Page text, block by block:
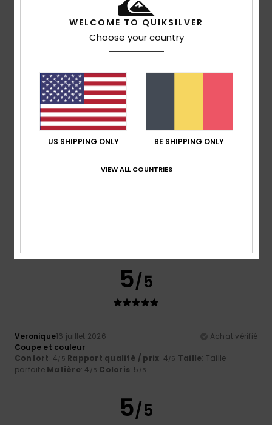
17 juillet 2026
Le t-shirt correspond exactement à la description : il est
Afficher original - Castellano
Confort: 4/5 Rapport qualité / prix
parfaiteMatière: 4/5 Coloris
Je recommande ce produit
5
5/5
Veronique16 juillet 2026
Achat vérifié
Coupe et couleur
Confort: 4/5 Rapport qualité / prix: 4/5 Taille: Taille
parfaite Matière: 4 /5 Coloris: 5 /5
5/5
WELCOME TO QUIKSILVER
Choose your country
US SHIPPING ONLY BE SHIPPING ONLY
VIEW ALL COUNTRIES